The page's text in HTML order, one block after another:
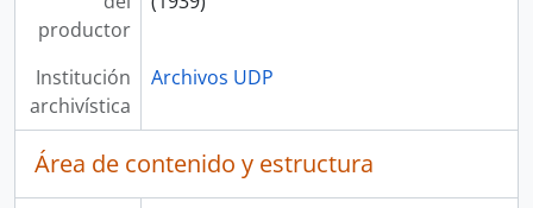
productor
Institución
archivística
Archivos UDP
Área de contenido y estructura